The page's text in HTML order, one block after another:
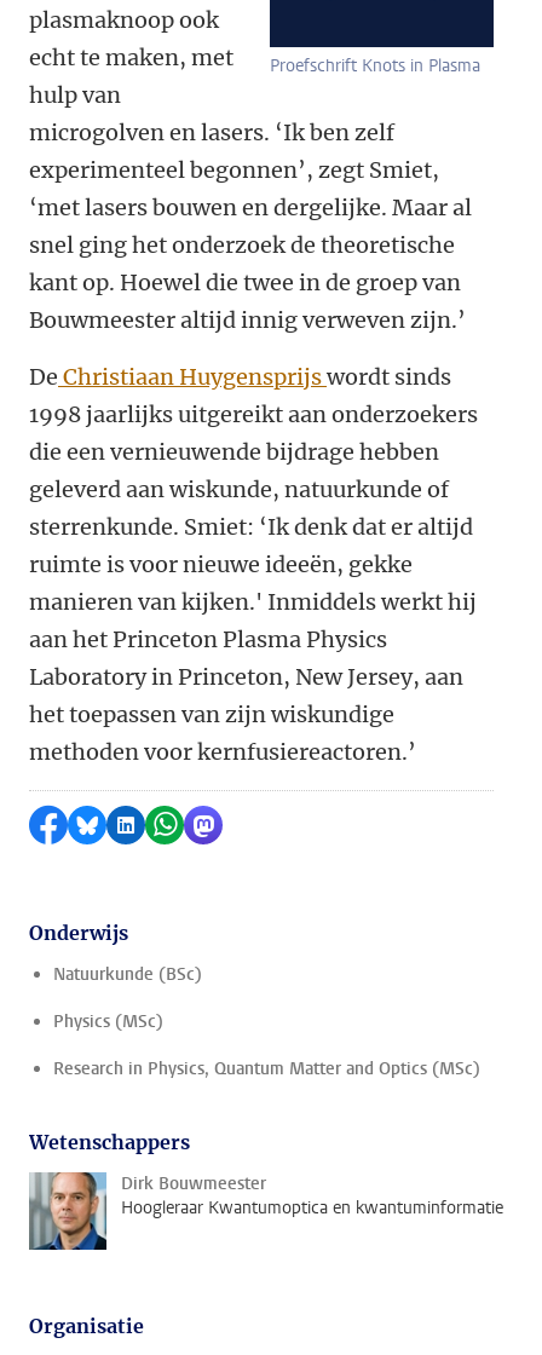
Proefschrift Knots in Plasma
plasmaknoop ook
echt te maken, met
hulp van
microgolven en lasers. ‘Ik ben zelf
experimenteel begonnen’, zegt Smiet,
‘met lasers bouwen en dergelijke. Maar al
snel ging het onderzoek de theoretische
kant op. Hoewel die twee in de groep van
Bouwmeester altijd innig verweven zijn.’
De Christiaan Huygensprijswordt sinds
1998 jaarlijks uitgereikt aan onderzoekers
die een vernieuwende bijdrage hebben
geleverd aan wiskunde, natuurkunde of
sterrenkunde. Smiet: ‘Ik denk dat er altijd
ruimte is voor nieuwe ideeën, gekke
manieren van kijken.' Inmiddels werkt hij
aan het Princeton Plasma Physics
Laboratory in Princeton, New Jersey, aan
het toepassen van zijn wiskundige
methoden voor kernfusiereactoren.’
Delen op Facebook
Delen via Bluesky
Delen op LinkedIn
Delen via WhatsApp
Delen via Mastodon
Onderwijs
Natuurkunde (BSc)
Physics (MSc)
Research in Physics, Quantum Matter and Optics (MSc)
Wetenschappers
Dirk Bouwmeester
Hoogleraar Kwantumoptica en kwantuminformatie
Organisatie